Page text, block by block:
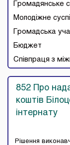
Громадянське
Молодіжне
Громадська
Бюджет
Співпраця з
852 Про
коштів
інтернату
Рішення